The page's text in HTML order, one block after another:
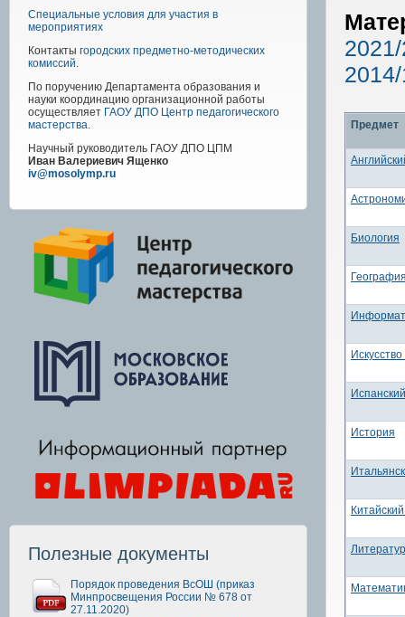
Специальные условия для участия в
мероприятиях
Контакты городских предметно-методических
комиссий.
По поручению Департамента образования и
науки координацию организационной работы
осуществляет ГАОУ ДПО Центр педагогического
мастерства.
Научный руководитель ГАОУ ДПО ЦПМ
Иван Валериевич Ященко
iv@mosolymp.ru
Полезные документы
Порядок проведения ВсОШ (приказ
Минпросвещения России № 678 от
27.11.2020)
Предмет
Биология
История